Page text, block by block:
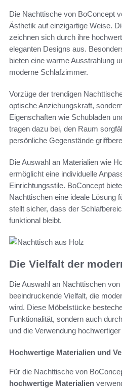
Die Nachttische von BoConcept
Ästhetik auf einzigartige Weise.
zeichnen sich durch ihre
eleganten Designs aus.
bieten eine warme Ausstrahlung
moderne Schlafzimmer.
Vorzüge der trendigen
optische Anziehungskraft,
Eigenschaften wie Schubladen
tragen dazu bei, den Raum
persönliche Gegenstände
Die Auswahl an Materialien wie
ermöglicht eine individuelle
Einrichtungsstile. BoConcept
Nachttischen eine ideale Lösung
stellt sicher, dass der
funktional bleibt.
Die Vielfalt der
Die Auswahl an Nachttischen
beeindruckende Vielfalt, die
wird. Diese Möbelstücke
Funktionalität, sondern auch
und die Verwendung
Hochwertige Materialien und
Für die Nachttische von
hochwertige Materialien